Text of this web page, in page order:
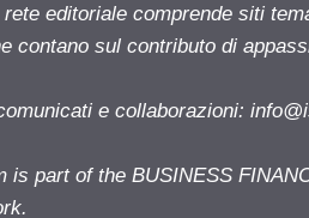
editoriale comprende siti
contano sul contributo di
e collaborazioni:
is part of the BUSINESS